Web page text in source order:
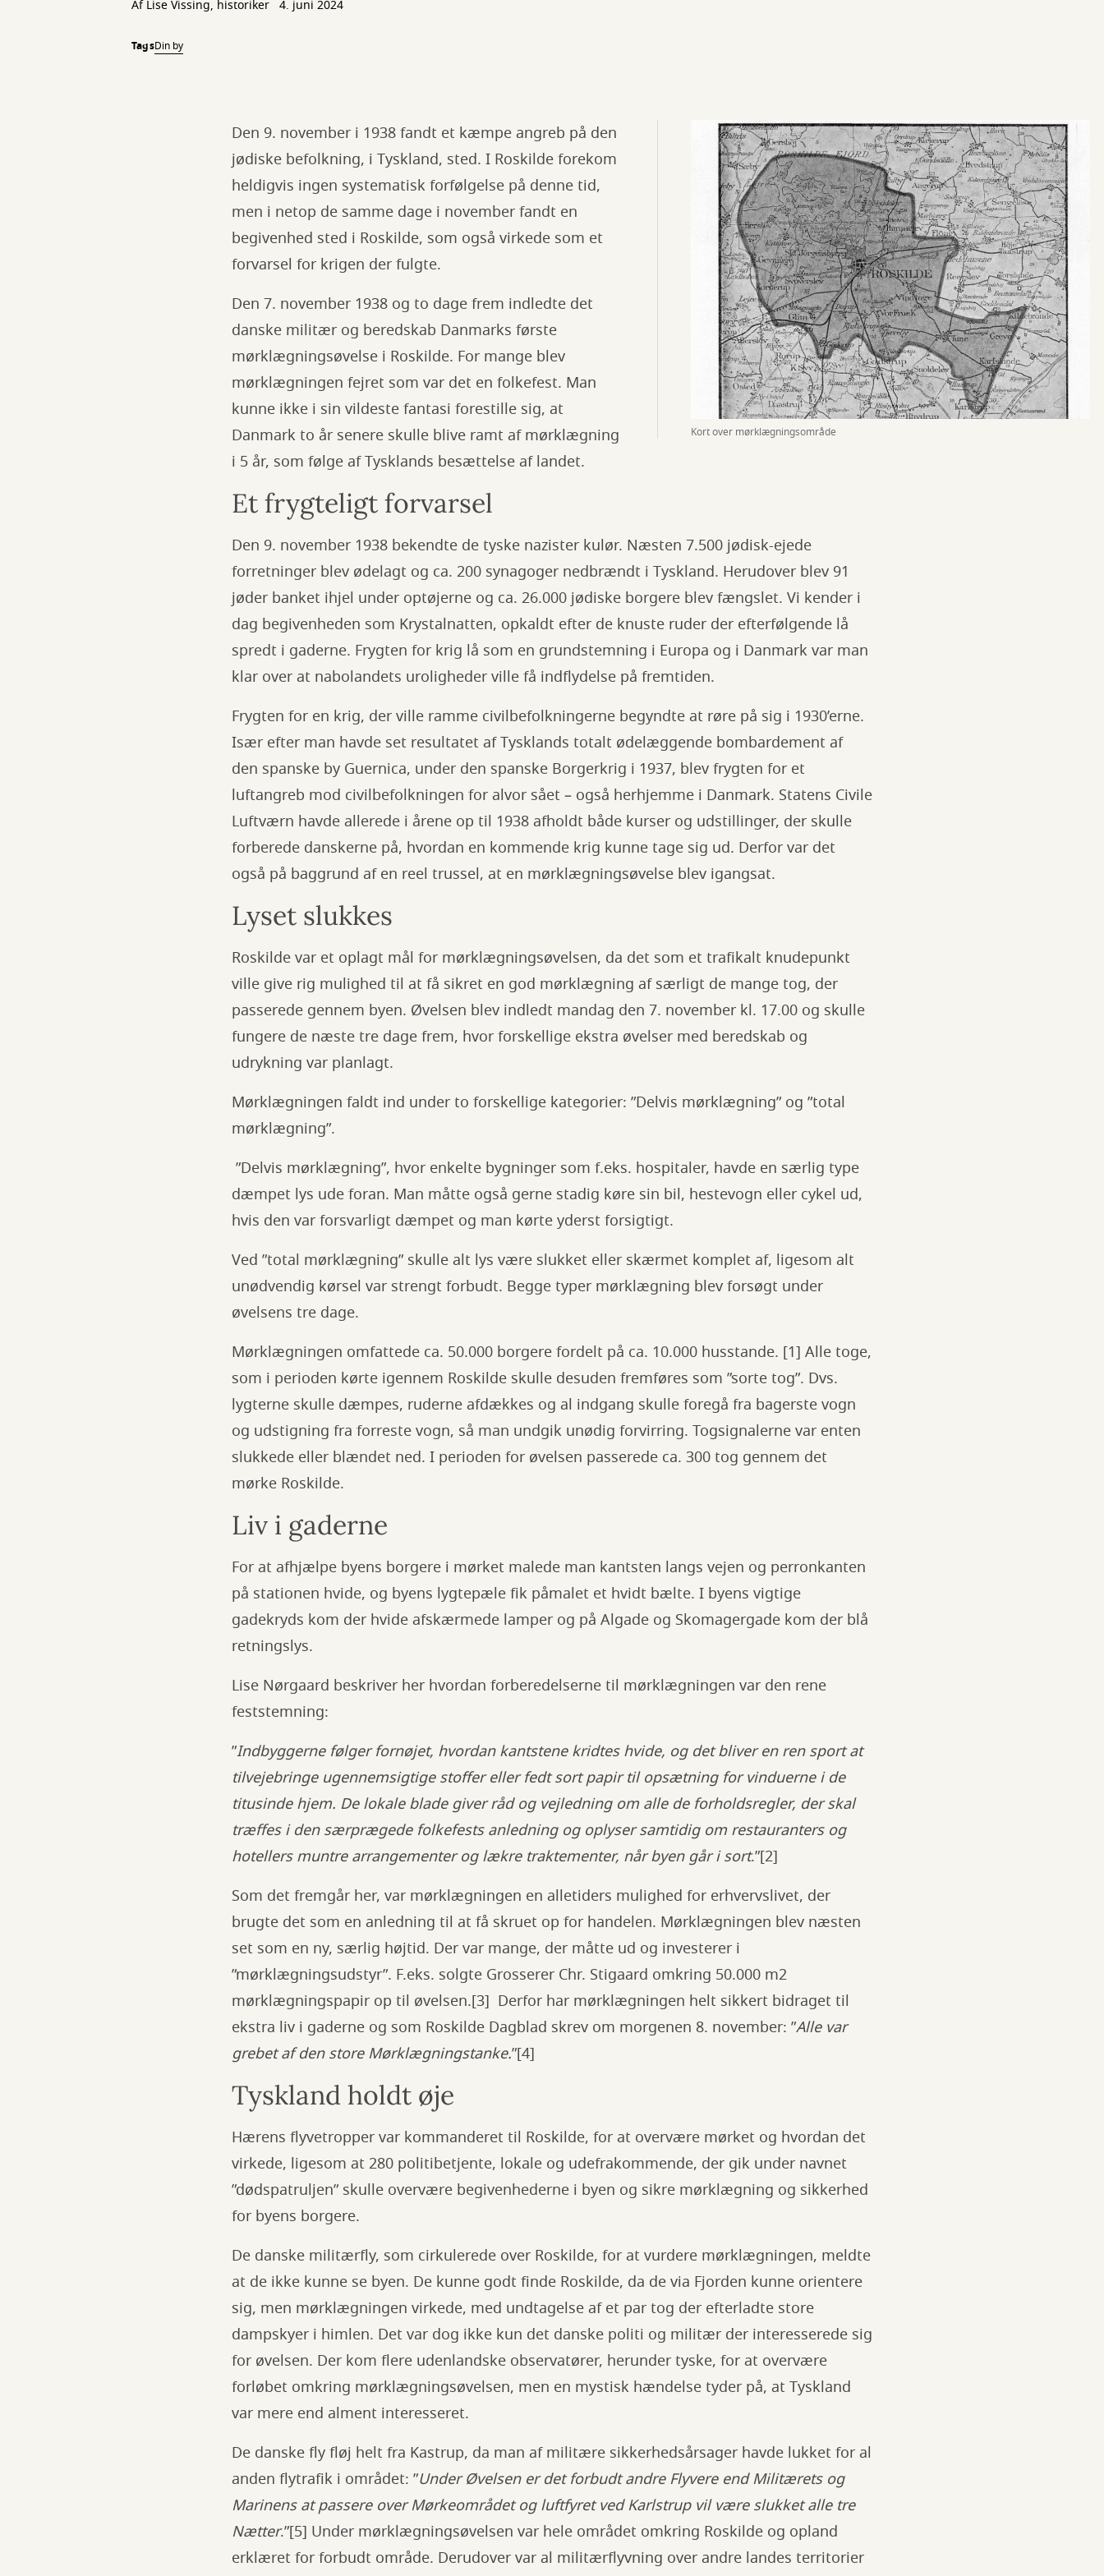
Af Lise Vissing, historiker 4. juni 2024
TagsDin by
Kort over mørklægningsområde
Den 9. november i 1938 fandt et kæmpe angreb på den
jødiske befolkning, i Tyskland, sted. I Roskilde forekom
heldigvis ingen systematisk forfølgelse på denne tid,
men i netop de samme dage i november fandt en
begivenhed sted i Roskilde, som også virkede som et
forvarsel for krigen der fulgte.
Den 7. november 1938 og to dage frem indledte det
danske militær og beredskab Danmarks første
mørklægningsøvelse i Roskilde. For mange blev
mørklægningen fejret som var det en folkefest. Man
kunne ikke i sin vildeste fantasi forestille sig, at
Danmark to år senere skulle blive ramt af mørklægning
i 5 år, som følge af Tysklands besættelse af landet.
Et frygteligt forvarsel
Den 9. november 1938 bekendte de tyske nazister kulør. Næsten 7.500 jødisk-ejede
forretninger blev ødelagt og ca. 200 synagoger nedbrændt i Tyskland. Herudover blev 91
jøder banket ihjel under optøjerne og ca. 26.000 jødiske borgere blev fængslet. Vi kender i
dag begivenheden som Krystalnatten, opkaldt efter de knuste ruder der efterfølgende lå
spredt i gaderne. Frygten for krig lå som en grundstemning i Europa og i Danmark var man
klar over at nabolandets uroligheder ville få indflydelse på fremtiden.
Frygten for en krig, der ville ramme civilbefolkningerne begyndte at røre på sig i 1930’erne.
Især efter man havde set resultatet af Tysklands totalt ødelæggende bombardement af
den spanske by Guernica, under den spanske Borgerkrig i 1937, blev frygten for et
luftangreb mod civilbefolkningen for alvor sået – også herhjemme i Danmark. Statens Civile
Luftværn havde allerede i årene op til 1938 afholdt både kurser og udstillinger, der skulle
forberede danskerne på, hvordan en kommende krig kunne tage sig ud. Derfor var det
også på baggrund af en reel trussel, at en mørklægningsøvelse blev igangsat.
Lyset slukkes
Roskilde var et oplagt mål for mørklægningsøvelsen, da det som et trafikalt knudepunkt
ville give rig mulighed til at få sikret en god mørklægning af særligt de mange tog, der
passerede gennem byen. Øvelsen blev indledt mandag den 7. november kl. 17.00 og skulle
fungere de næste tre dage frem, hvor forskellige ekstra øvelser med beredskab og
udrykning var planlagt.
Mørklægningen faldt ind under to forskellige kategorier: ”Delvis mørklægning” og ”total
mørklægning”.
”Delvis mørklægning”, hvor enkelte bygninger som f.eks. hospitaler, havde en særlig type
dæmpet lys ude foran. Man måtte også gerne stadig køre sin bil, hestevogn eller cykel ud,
hvis den var forsvarligt dæmpet og man kørte yderst forsigtigt.
Ved ”total mørklægning” skulle alt lys være slukket eller skærmet komplet af, ligesom alt
unødvendig kørsel var strengt forbudt. Begge typer mørklægning blev forsøgt under
øvelsens tre dage.
Mørklægningen omfattede ca. 50.000 borgere fordelt på ca. 10.000 husstande. [1] Alle toge,
som i perioden kørte igennem Roskilde skulle desuden fremføres som ”sorte tog”. Dvs.
lygterne skulle dæmpes, ruderne afdækkes og al indgang skulle foregå fra bagerste vogn
og udstigning fra forreste vogn, så man undgik unødig forvirring. Togsignalerne var enten
slukkede eller blændet ned. I perioden for øvelsen passerede ca. 300 tog gennem det
mørke Roskilde.
Liv i gaderne
For at afhjælpe byens borgere i mørket malede man kantsten langs vejen og perronkanten
på stationen hvide, og byens lygtepæle fik påmalet et hvidt bælte. I byens vigtige
gadekryds kom der hvide afskærmede lamper og på Algade og Skomagergade kom der blå
retningslys.
Lise Nørgaard beskriver her hvordan forberedelserne til mørklægningen var den rene
feststemning:
”Indbyggerne følger fornøjet, hvordan kantstene kridtes hvide, og det bliver en ren sport at
tilvejebringe ugennemsigtige stoffer eller fedt sort papir til opsætning for vinduerne i de
titusinde hjem. De lokale blade giver råd og vejledning om alle de forholdsregler, der skal
træffes i den særprægede folkefests anledning og oplyser samtidig om restauranters og
hotellers muntre arrangementer og lækre traktementer, når byen går i sort.”[2]
Som det fremgår her, var mørklægningen en alletiders mulighed for erhvervslivet, der
brugte det som en anledning til at få skruet op for handelen. Mørklægningen blev næsten
set som en ny, særlig højtid. Der var mange, der måtte ud og investerer i
”mørklægningsudstyr”. F.eks. solgte Grosserer Chr. Stigaard omkring 50.000 m2
mørklægningspapir op til øvelsen.[3] Derfor har mørklægningen helt sikkert bidraget til
ekstra liv i gaderne og som Roskilde Dagblad skrev om morgenen 8. november: ”Alle var
grebet af den store Mørklægningstanke.”[4]
Tyskland holdt øje
Hærens flyvetropper var kommanderet til Roskilde, for at overvære mørket og hvordan det
virkede, ligesom at 280 politibetjente, lokale og udefrakommende, der gik under navnet
”dødspatruljen” skulle overvære begivenhederne i byen og sikre mørklægning og sikkerhed
for byens borgere.
De danske militærfly, som cirkulerede over Roskilde, for at vurdere mørklægningen, meldte
at de ikke kunne se byen. De kunne godt finde Roskilde, da de via Fjorden kunne orientere
sig, men mørklægningen virkede, med undtagelse af et par tog der efterladte store
dampskyer i himlen. Det var dog ikke kun det danske politi og militær der interesserede sig
for øvelsen. Der kom flere udenlandske observatører, herunder tyske, for at overvære
forløbet omkring mørklægningsøvelsen, men en mystisk hændelse tyder på, at Tyskland
var mere end alment interesseret.
De danske fly fløj helt fra Kastrup, da man af militære sikkerhedsårsager havde lukket for al
anden flytrafik i området: ”Under Øvelsen er det forbudt andre Flyvere end Militærets og
Marinens at passere over Mørkeområdet og luftfyret ved Karlstrup vil være slukket alle tre
Nætter.”[5] Under mørklægningsøvelsen var hele området omkring Roskilde og opland
erklæret for forbudt område. Derudover var al militærflyvning over andre landes territorier